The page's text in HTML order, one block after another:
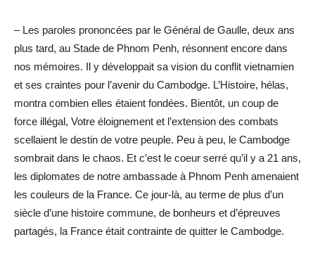
– Les paroles prononcées par le Général de Gaulle, deux ans
plus tard, au Stade de Phnom Penh, résonnent encore dans
nos mémoires. Il y développait sa vision du conflit vietnamien
et ses craintes pour l’avenir du Cambodge. L’Histoire, hélas,
montra combien elles étaient fondées. Bientôt, un coup de
force illégal, Votre éloignement et l’extension des combats
scellaient le destin de votre peuple. Peu à peu, le Cambodge
sombrait dans le chaos. Et c’est le coeur serré qu’il y a 21 ans,
les diplomates de notre ambassade à Phnom Penh amenaient
les couleurs de la France. Ce jour-là, au terme de plus d’un
siècle d’une histoire commune, de bonheurs et d’épreuves
partagés, la France était contrainte de quitter le Cambodge.